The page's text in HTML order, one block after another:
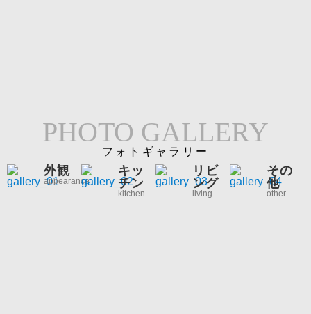
PHOTO GALLERY
フォトギャラリー
外観
appearance
キッ
チン
kitchen
リビ
ング
living
その
他
other